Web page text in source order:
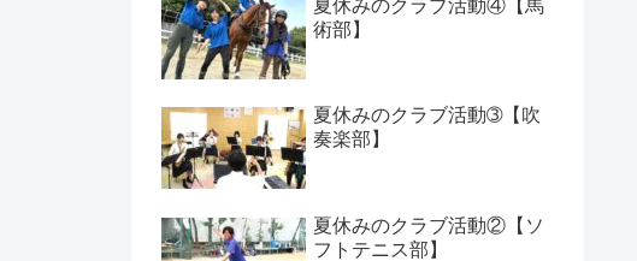
夏休みのクラブ活動④【馬
術部】
夏休みのクラブ活動➂【吹
奏楽部】
夏休みのクラブ活動②【ソ
フトテニス部】